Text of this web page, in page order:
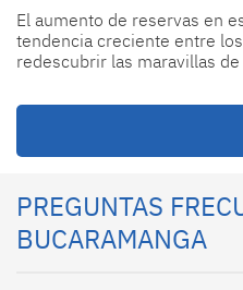
El aumento de reservas en
tendencia creciente entre
redescubrir las maravillas
PREGUNTAS
BUCARAMANGA